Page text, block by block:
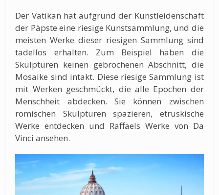
Der Vatikan hat aufgrund der Kunstleidenschaft
der Päpste eine riesige Kunstsammlung, und die
meisten Werke dieser riesigen Sammlung sind
tadellos erhalten. Zum Beispiel haben die
Skulpturen keinen gebrochenen Abschnitt, die
Mosaike sind intakt. Diese riesige Sammlung ist
mit Werken geschmückt, die alle Epochen der
Menschheit abdecken. Sie können zwischen
römischen Skulpturen spazieren, etruskische
Werke entdecken und Raffaels Werke von Da
Vinci ansehen.